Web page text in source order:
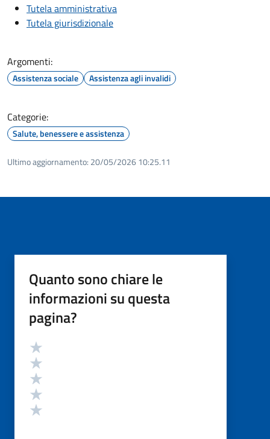
Tutela amministrativa
Tutela giurisdizionale
Argomenti:
Assistenza sociale Assistenza agli invalidi
Categorie:
Salute, benessere e assistenza
Ultimo aggiornamento: 20/05/2026 10:25.11
Quanto sono chiare le
informazioni su questa
pagina?
Valutazione